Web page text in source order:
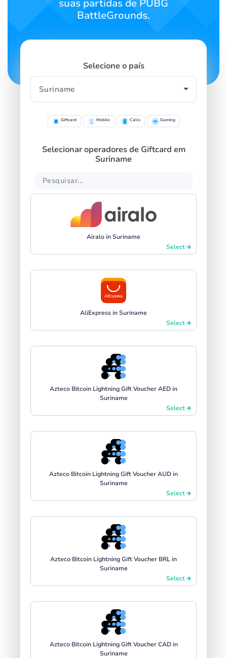
suas partidas de PUBG
BattleGrounds.
Selecione o país
Giftcard Mobile Calls Gaming
Selecionar operadores de Giftcard em
Suriname
Airalo in Suriname
Select
AliExpress in Suriname
Select
Azteco Bitcoin Lightning Gift Voucher AED in
Suriname
Select
Azteco Bitcoin Lightning Gift Voucher AUD in
Suriname
Select
Azteco Bitcoin Lightning Gift Voucher BRL in
Suriname
Select
Azteco Bitcoin Lightning Gift Voucher CAD in
Suriname